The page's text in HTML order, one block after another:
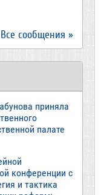
Все сообщения »
приняла
палате
конференции с
и тактика